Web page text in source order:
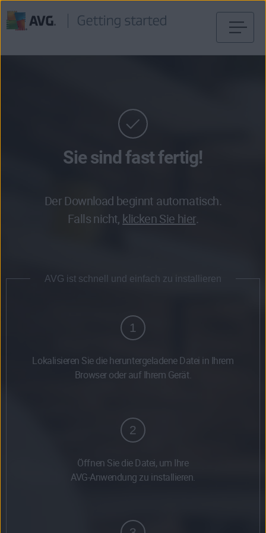
Sie sind fast fertig!
Der Download beginnt automatisch.
Falls nicht, klicken Sie hier.
AVG ist schnell und einfach zu installieren
1
Lokalisieren Sie die heruntergeladene Datei in Ihrem
Browser oder auf Ihrem Gerät.
2
Öffnen Sie die Datei, um Ihre
AVG-Anwendung zu installieren.